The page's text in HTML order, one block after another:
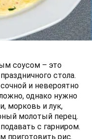
соусом – это
стола.
и невероятно
однако нужно
морковь и лук,
молотый перец.
с гарниром.
приготовить рис.